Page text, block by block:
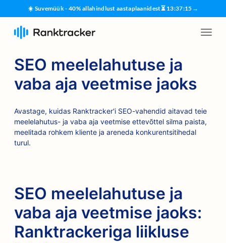
☀️ Suvemüük - 40% allahindlust aastaplaanidest⏳ 13:37:15 →
SEO meelelahutuse ja
vaba aja veetmise jaoks
Avastage, kuidas Ranktracker'i SEO-vahendid aitavad teie
meelelahutus- ja vaba aja veetmise ettevõttel silma paista,
meelitada rohkem kliente ja areneda konkurentsitihedal
turul.
SEO meelelahutuse ja
vaba aja veetmise jaoks:
Ranktrackeriga liikluse